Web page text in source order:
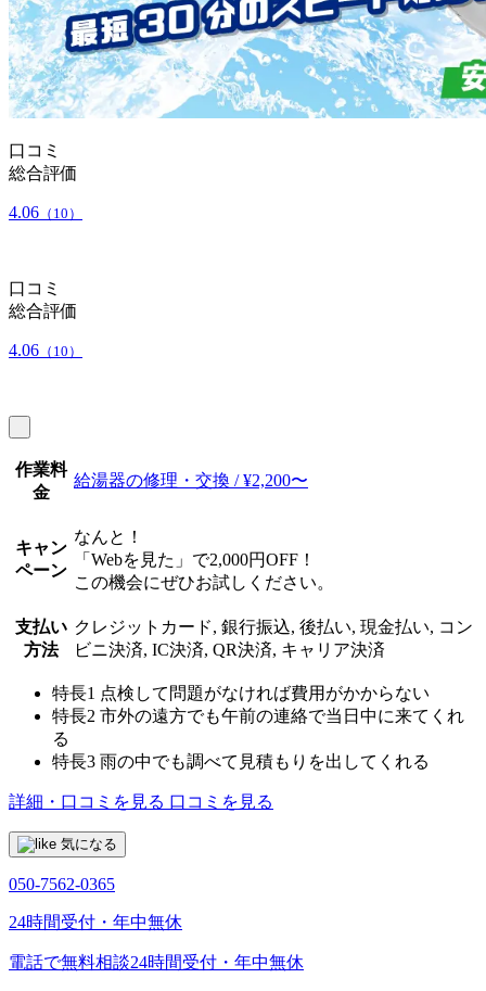
口コミ
総合評価
4.06 （10）
口コミ
総合評価
4.06 （10）
作業料
金
給湯器の修理・交換 / ¥2,200〜
キャン
ペーン
なんと！
「Webを見た」で2,000円OFF！
この機会にぜひお試しください。
支払い
方法
クレジットカード, 銀行振込, 後払い, 現金払い, コン
ビニ決済, IC決済, QR決済, キャリア決済
特長1 点検して問題がなければ費用がかからない
特長2 市外の遠方でも午前の連絡で当日中に来てくれ
る
特長3 雨の中でも調べて見積もりを出してくれる
詳細・口コミを見る 口コミを見る
気になる
050-7562-0365
24時間受付・年中無休
電話で無料相談24時間受付・年中無休